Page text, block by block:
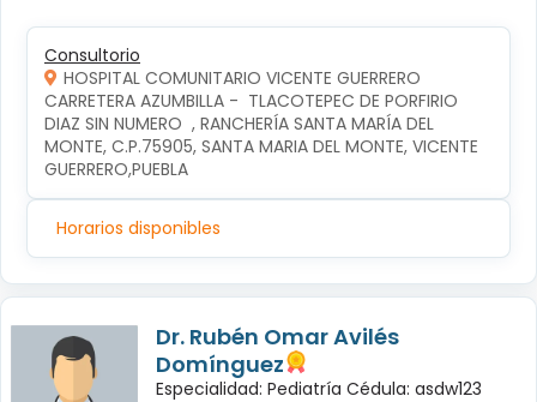
Consultorio
HOSPITAL COMUNITARIO VICENTE GUERRERO
CARRETERA AZUMBILLA -  TLACOTEPEC DE PORFIRIO
DIAZ SIN NUMERO  , RANCHERÍA SANTA MARÍA DEL
MONTE, C.P.75905, SANTA MARIA DEL MONTE, VICENTE
GUERRERO,PUEBLA
Horarios disponibles
Dr. Rubén Omar Avilés
Domínguez
Especialidad: Pediatría Cédula: asdw123